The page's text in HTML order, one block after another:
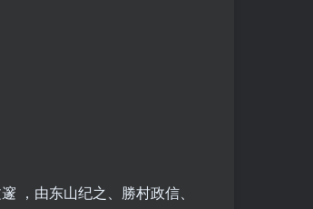
，由东山纪之、勝村政信、